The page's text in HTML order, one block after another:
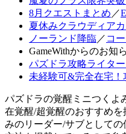
8月クエストまとめ ／
夏休みクラウディア
ノーランド降臨／ コ
GameWithからのお知
パズドラ攻略ライタ
未経験可&完全在宅！
パズドラの覚醒ミニつくよ
在覚醒/超覚醒のおすすめ
みのリーダー/サブとして